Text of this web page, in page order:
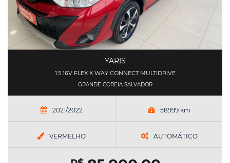
YARIS
1.5 16V FLEX X WAY CONNECT MULTIDRIVE
GRANDE COREIA SALVADOR
2021/2022 58999 km
VERMELHO AUTOMÁTICO